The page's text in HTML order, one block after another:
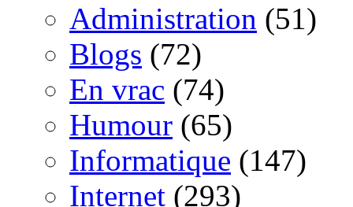
Administration (51)
Blogs (72)
En vrac (74)
Humour (65)
Informatique (147)
Internet (293)